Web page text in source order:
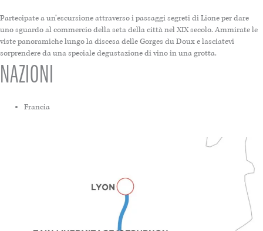
Partecipate a un’escursione attraverso i passaggi segreti di Lione per dare
uno sguardo al commercio della seta della città nel XIX secolo. Ammirate le
viste panoramiche lungo la discesa delle Gorges du Doux e lasciatevi
sorprendere da una speciale degustazione di vino in una grotta.
NAZIONI
Francia